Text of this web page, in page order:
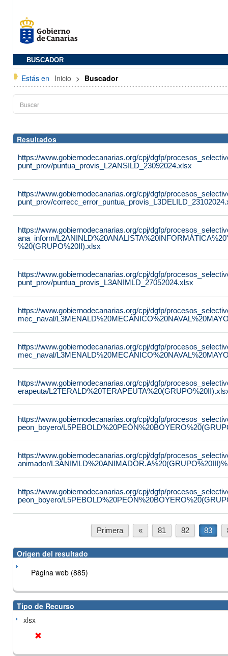
BUSCADOR
Estás en Inicio > Buscador
Resultados
https://www.gobiernodecanarias.org/cpj/dgfp/
punt_prov/puntua_provis_L2ANSILD_23092024.xlsx
https://www.gobiernodecanarias.org/cpj/dgfp/
punt_prov/
https://www.gobiernodecanarias.org/cpj/dgfp/
ana_inform/
%20(GRUPO%20II).xlsx
https://www.gobiernodecanarias.org/cpj/dgfp/
punt_prov/puntua_provis_L3ANIMLD_27052024.xlsx
https://www.gobiernodecanarias.org/cpj/dgfp/
mec_naval/
https://www.gobiernodecanarias.org/cpj/dgfp/
mec_naval/
https://www.gobiernodecanarias.org/cpj/dgfp/
erapeuta/
https://www.gobiernodecanarias.org/cpj/dgfp/
peon_boyero/
https://www.gobiernodecanarias.org/cpj/dgfp/
animador/
https://www.gobiernodecanarias.org/cpj/dgfp/
peon_boyero/
Primera « 81 82 83
Origen del resultado
Página web (885)
Tipo de Recurso
xlsx